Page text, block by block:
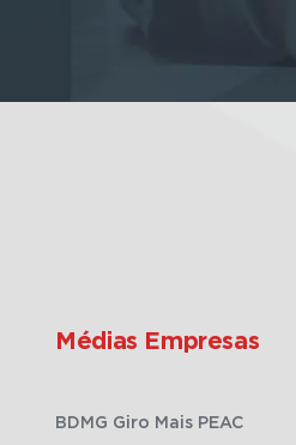
Médias Empresas
BDMG Giro Mais PEAC